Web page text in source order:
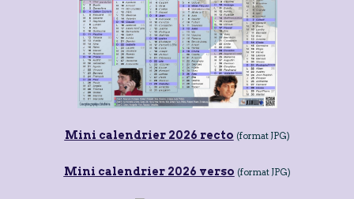
Mini calendrier 2026 recto (format JPG)
Mini calendrier 2026 verso (format JPG)